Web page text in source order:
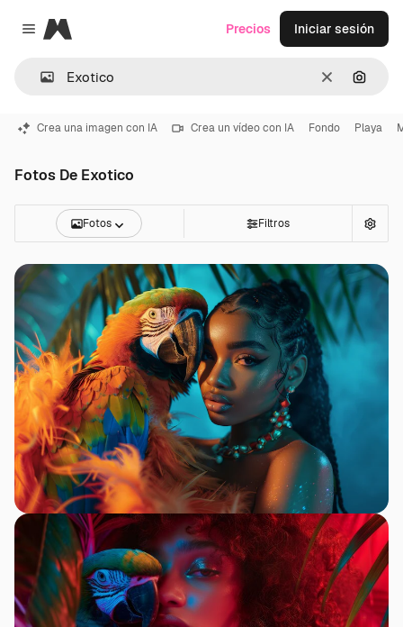
Close menu
Magnific
Borrar
Precios Iniciar sesión
Crea una imagen con IA Crea un vídeo con IA Fondo Playa
Fotos De Exotico
Fotos Filtros